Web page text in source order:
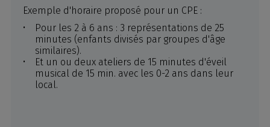
Exemple d'horaire proposé pour un CPE :
Pour les 2 à 6 ans : 3 représentations de 25
minutes (enfants divisés par groupes d'âge
similaires).
Et un ou deux ateliers de 15 minutes d'éveil
musical de 15 min. avec les 0-2 ans dans leur
local.